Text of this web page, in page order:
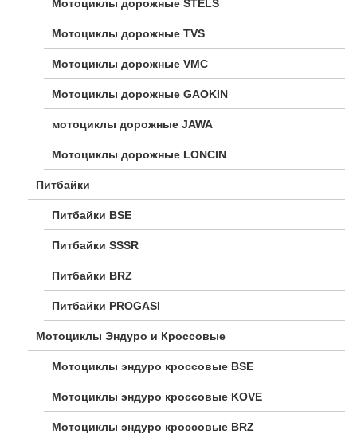
Мотоциклы дорожные STELS
Мотоциклы дорожные TVS
Мотоциклы дорожные VMC
Мотоциклы дорожные GAOKIN
мотоциклы дорожные JAWA
Мотоциклы дорожные LONCIN
Питбайки
Питбайки BSE
Питбайки SSSR
Питбайки BRZ
Питбайки PROGASI
Мотоциклы Эндуро и Кроссовые
Мотоциклы эндуро кроссовые BSE
Мотоциклы эндуро кроссовые KOVE
Мотоциклы эндуро кроссовые BRZ